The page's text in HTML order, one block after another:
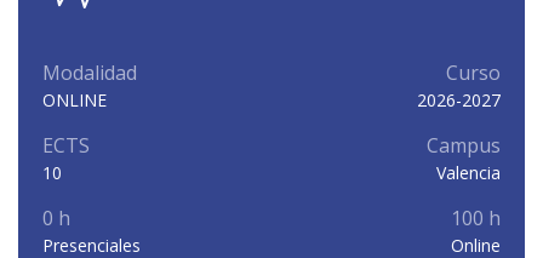
Modalidad
ONLINE
Curso
2026-2027
ECTS
10
Campus
Valencia
0 h
Presenciales
100 h
Online